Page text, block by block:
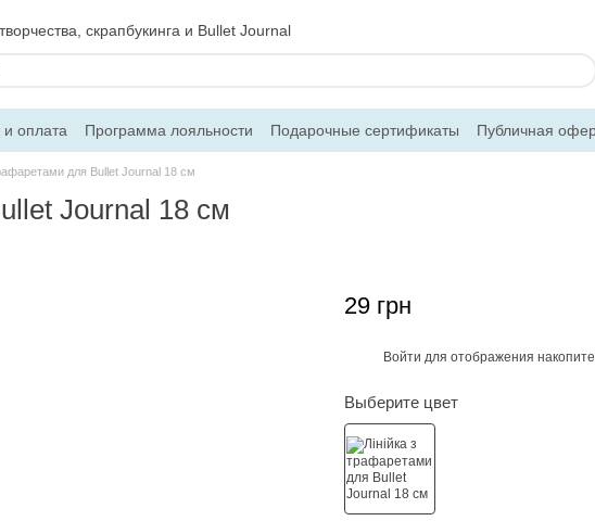
скрапбукинга и Bullet Journal
и оплата Программа лояльности Подарочные сертификаты
Публичная
Обмен и возврат Блог Контакты О магазине
для Bullet Journal 18 см
Journal 18 см
29 грн
Войти для отображения
Выберите цвет